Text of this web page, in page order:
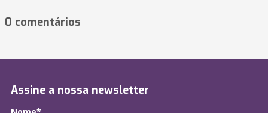
0 comentários
Assine a nossa newsletter